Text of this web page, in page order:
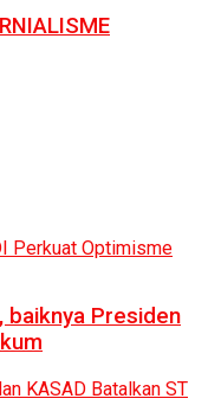
baiknya Presiden